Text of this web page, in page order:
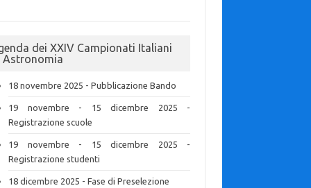
dei XXIV Campionati Italiani
Astronomia
18 novembre 2025 - Pubblicazione Bando
19 novembre - 15 dicembre 2025 -
Registrazione scuole
19 novembre - 15 dicembre 2025 -
Registrazione studenti
18 dicembre 2025 - Fase di Preselezione